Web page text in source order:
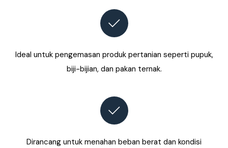
Ideal untuk pengemasan produk pertanian seperti pupuk,
biji-bijian, dan pakan ternak.
Dirancang untuk menahan beban berat dan kondisi